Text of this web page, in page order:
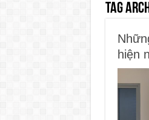
Tag
hiện